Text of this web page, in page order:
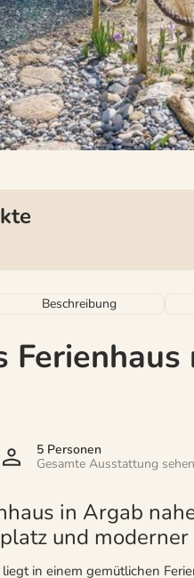
Beschreibung
5 Personen
Gesamte Ausstattung sehen
in Argab
und
in einem gemütlichen